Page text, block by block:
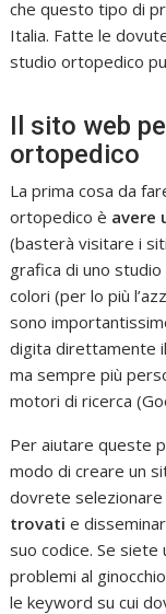
che questo tipo di
Italia. Fatte le
studio ortopedico
Il sito web
ortopedico
La prima cosa da
ortopedico è avere
(basterà visitare i
grafica di uno
colori (per lo più
sono
digita direttamente
ma sempre più
motori di ricerca
Per aiutare queste
modo di creare un
dovrete selezionare
trovati e
suo codice. Se
problemi al
le keyword su cui